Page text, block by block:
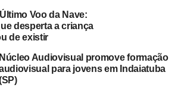
Voo da Nave:
desperta a criança
de existir
Núcleo Audiovisual promove formação
para jovens em Indaiatuba